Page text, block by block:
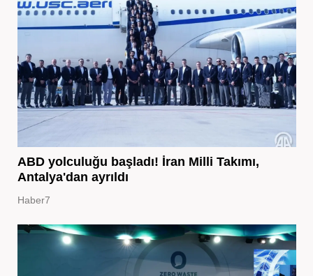
ABD yolculuğu başladı! İran Milli Takımı,
Antalya'dan ayrıldı
Haber7